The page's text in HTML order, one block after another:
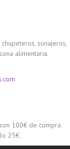
sonajeros,
alimentaria.
con 100€ de compra.
25€.